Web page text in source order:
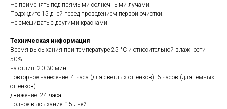
Не применять под прямыми солнечными лучами.
Подождите 15 дней перед проведением первой очистки.
Не смешивать с другими красками
Техническая информация
Время высыхания при температуре 25 °C и относительной влажности
50%
на отлип: 20-30 мин.
повторное нанесение: 4 часа (для светлых оттенков), 6 часов (для темных
оттенков)
движение: 24 часа
полное высыхание: 15 дней